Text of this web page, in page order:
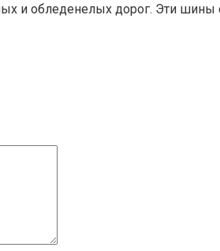
и обледенелых дорог. Эти